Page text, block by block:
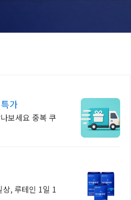
가
보세요 중복 쿠
, 루테인 1일 1